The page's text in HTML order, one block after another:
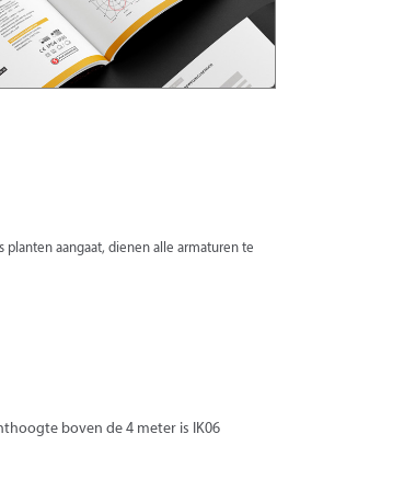
aangaat, dienen alle armaturen te
boven de 4 meter is IK06